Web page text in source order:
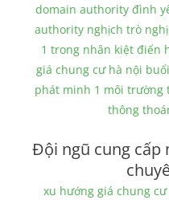
domain authority đình
authority nghịch trò
1 trong nhân kiệt điển
giá chung cư hà nội
phát minh 1 môi trường
thông
Đội ngũ cung cấp
xu hướng giá chung